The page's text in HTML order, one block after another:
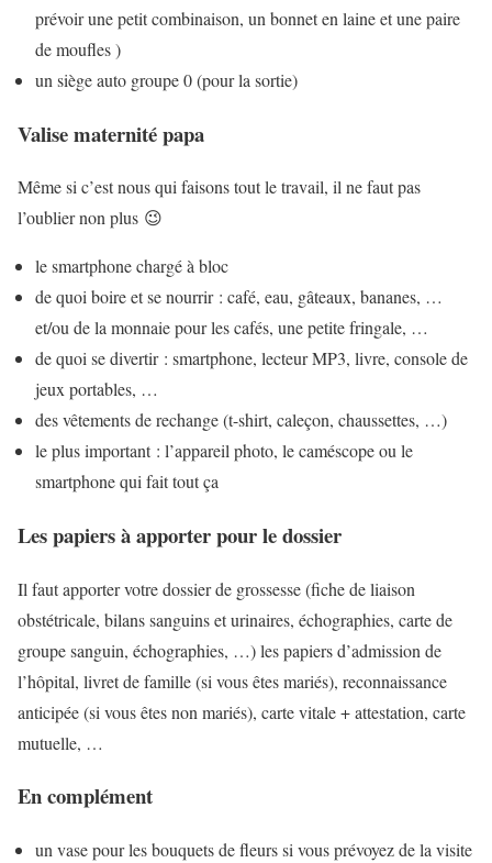
prévoir une petit combinaison, un bonnet en laine et une paire
de moufles )
un siège auto groupe 0 (pour la sortie)
Valise maternité papa
Même si c’est nous qui faisons tout le travail, il ne faut pas
l’oublier non plus 😉
le smartphone chargé à bloc
de quoi boire et se nourrir : café, eau, gâteaux, bananes, …
et/ou de la monnaie pour les cafés, une petite fringale, …
de quoi se divertir : smartphone, lecteur MP3, livre, console de
jeux portables, …
des vêtements de rechange (t-shirt, caleçon, chaussettes, …)
le plus important : l’appareil photo, le caméscope ou le
smartphone qui fait tout ça
Les papiers à apporter pour le dossier
Il faut apporter votre dossier de grossesse (fiche de liaison
obstétricale, bilans sanguins et urinaires, échographies, carte de
groupe sanguin, échographies, …) les papiers d’admission de
l’hôpital, livret de famille (si vous êtes mariés), reconnaissance
anticipée (si vous êtes non mariés), carte vitale + attestation, carte
mutuelle, …
En complément
un vase pour les bouquets de fleurs si vous prévoyez de la visite